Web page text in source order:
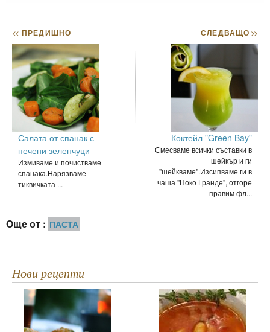
<< ПРЕДИШНО
Салата от спанак с
печени зеленчуци
Измиваме и почистваме
спанака.Нарязваме
тиквичката ...
СЛЕДВАЩО>>
Коктейл "Green Bay"
Смесваме всички съставки в
шейкър и ги
"шейкваме".Изсипваме ги в
чаша "Поко Гранде", отгоре
правим фл...
Още от : ПАСТА
Нови рецепти